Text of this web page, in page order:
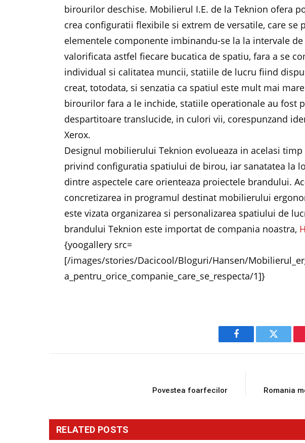
birourilor deschise. Mobilierul I.E. de la Teknion ofera
crea configuratii flexibile si extrem de versatile, care se
elementele componente imbinandu-se la la intervale de
valorificata astfel fiecare bucatica de spatiu, fara a se
individual si calitatea muncii, statiile de lucru fiind
creat, totodata, si senzatia ca spatiul este mult mai
birourilor fara a le inchide, statiile operationale au fost
despartitoare translucide, in culori vii, corespunzand
Xerox.
Designul mobilierului Teknion evolueaza in acelasi
privind configuratia spatiului de birou, iar sanatatea la
dintre aspectele care orienteaza proiectele brandului.
concretizarea in programul destinat mobilierului
este vizata organizarea si personalizarea spatiului de
brandului Teknion este importat de compania noastra,
{yoogallery src=
[/images/stories/Dacicool/Bloguri/Hansen/
a_pentru_orice_companie_care_se_respecta/1]}
Facebook Twitter
Povestea foarfecilor Romania
RELATED POSTS